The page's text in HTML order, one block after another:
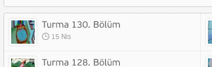
15 Nis